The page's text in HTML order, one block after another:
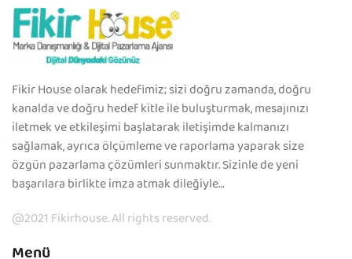
Fikir House olarak hedefimiz; sizi doğru zamanda, doğru
kanalda ve doğru hedef kitle ile buluşturmak, mesajınızı
iletmek ve etkileşimi başlatarak iletişimde kalmanızı
sağlamak, ayrıca ölçümleme ve raporlama yaparak size
özgün pazarlama çözümleri sunmaktır. Sizinle de yeni
başarılara birlikte imza atmak dileğiyle…
@2021 Fikirhouse. All rights reserved.
Menü